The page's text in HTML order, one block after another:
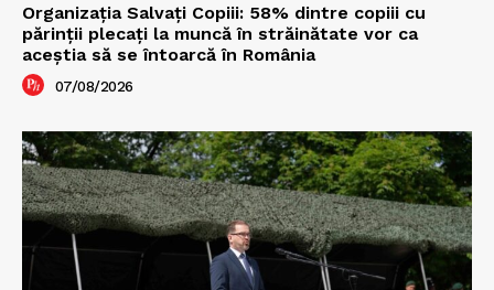
Organizația Salvați Copiii: 58% dintre copiii cu
părinții plecați la muncă în străinătate vor ca
aceștia să se întoarcă în România
07/08/2026